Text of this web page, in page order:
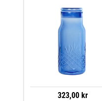
323,00 kr